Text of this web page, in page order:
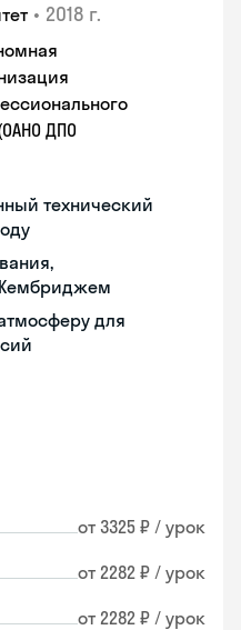
• 2018 г.
ДПО
технический
для
от 3325 ₽ / урок
от 2282 ₽ / урок
от 2282 ₽ / урок